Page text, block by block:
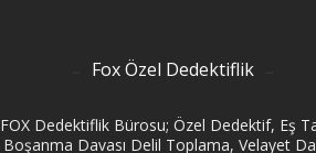
Fox Özel Dedektiflik
FOX Dedektiflik Bürosu; Özel Dedektif, Eş
Boşanma Davası Delil Toplama, Velayet